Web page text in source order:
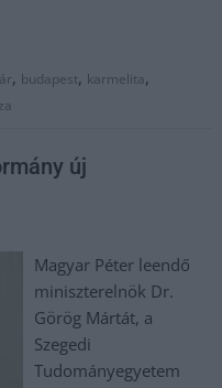
, budapest, karmelita,
új
Magyar Péter leendő
miniszterelnök Dr.
Görög Mártát, a
Szegedi
Tudományegyetem